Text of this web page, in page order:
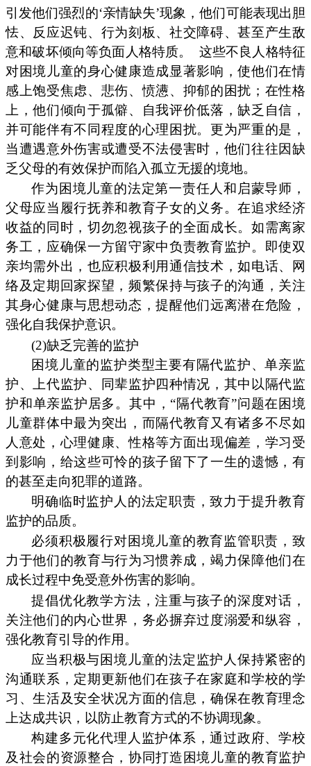
引发他们强烈的‘亲情缺失’现象，他们可能表现出胆
怯、反应迟钝、行为刻板、社交障碍、甚至产生敌
意和破坏倾向等负面人格特质。
这些不良人格特征
对困境儿童的身心健康造成显著影响，使他们在情
感上饱受焦虑、悲伤、愤懑、抑郁的困扰；在性格
上，他们倾向于孤僻、自我评价低落，缺乏自信，
并可能伴有不同程度的心理困扰。更为严重的是，
当遭遇意外伤害或遭受不法侵害时，他们往往因缺
乏父母的有效保护而陷入孤立无援的境地。
作为困境儿童的法定第一责任人和启蒙导师，
父母应当履行抚养和教育子女的义务。在追求经济
收益的同时，切勿忽视孩子的全面成长。如需离家
务工，应确保一方留守家中负责教育监护。即使双
亲均需外出，也应积极利用通信技术，如电话、网
络及定期回家探望，频繁保持与孩子的沟通，关注
其身心健康与思想动态，提醒他们远离潜在危险，
强化自我保护意识。
(2)缺乏完善的监护
困境儿童的监护类型主要有隔代监护、单亲监
护、上代监护、同辈监护四种情况，其中以隔代监
护和单亲监护居多。其中，“隔代教育”问题在困境
儿童群体中最为突出，而隔代教育又有诸多不尽如
人意处，心理健康、性格等方面出现偏差，学习受
到影响，给这些可怜的孩子留下了一生的遗憾，有
的甚至走向犯罪的道路。
明确临时监护人的法定职责，致力于提升教育
监护的品质。
必须积极履行对困境儿童的教育监管职责，致
力于他们的教育与行为习惯养成，竭力保障他们在
成长过程中免受意外伤害的影响。
提倡优化教学方法，注重与孩子的深度对话，
关注他们的内心世界，务必摒弃过度溺爱和纵容，
强化教育引导的作用。
应当积极与困境儿童的法定监护人保持紧密的
沟通联系，定期更新他们在孩子在家庭和学校的学
习、生活及安全状况方面的信息，确保在教育理念
上达成共识，以防止教育方式的不协调现象。
构建多元化代理人监护体系，通过政府、学校
及社会的资源整合，协同打造困境儿童的教育监护